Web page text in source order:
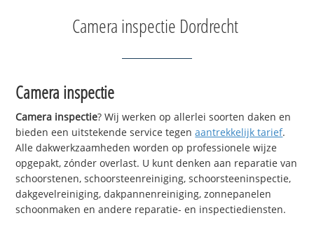
Camera inspectie Dordrecht
Camera inspectie
Camera inspectie? Wij werken op allerlei soorten daken en
bieden een uitstekende service tegenaantrekkelijk tarief.
Alle dakwerkzaamheden worden op professionele wijze
opgepakt, zónder overlast. U kunt denken aan reparatie van
schoorstenen, schoorsteenreiniging, schoorsteeninspectie,
dakgevelreiniging, dakpannenreiniging, zonnepanelen
schoonmaken en andere reparatie- en inspectiediensten.